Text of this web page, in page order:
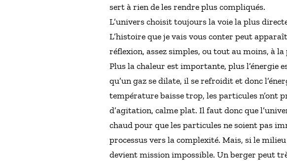
sert à rien de les rendre plus compliqués.
L’univers choisit toujours la voie la plus
L’histoire que je vais vous conter peut
réflexion, assez simples, ou tout au moins, à
Plus la chaleur est importante, plus l’énergie
qu’un gaz se dilate, il se refroidit et donc
température baisse trop, les particules n’ont
d’agitation, calme plat. Il faut donc que
chaud pour que les particules ne soient pas
processus vers la complexité. Mais, si le
devient mission impossible. Un berger peut